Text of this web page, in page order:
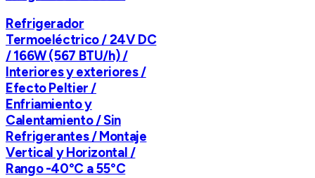
Refrigerador
Termoeléctrico / 24V DC
/ 166W (567 BTU/h) /
Interiores y exteriores /
Efecto Peltier /
Enfriamiento y
Calentamiento / Sin
Refrigerantes / Montaje
Vertical y Horizontal /
Rango -40°C a 55°C